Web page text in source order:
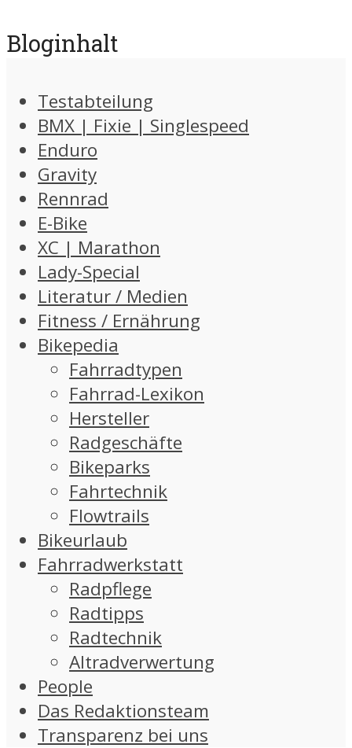
Bloginhalt
Testabteilung
BMX | Fixie | Singlespeed
Enduro
Gravity
Rennrad
E-Bike
XC | Marathon
Lady-Special
Literatur / Medien
Fitness / Ernährung
Bikepedia
Fahrradtypen
Fahrrad-Lexikon
Hersteller
Radgeschäfte
Bikeparks
Fahrtechnik
Flowtrails
Bikeurlaub
Fahrradwerkstatt
Radpflege
Radtipps
Radtechnik
Altradverwertung
People
Das Redaktionsteam
Transparenz bei uns